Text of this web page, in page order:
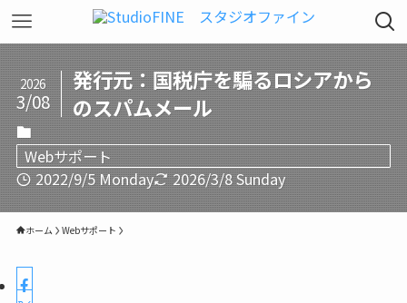
発行元：国税庁を騙るロシアから
のスパムメール
2026
3/08
Webサポート
2022/9/5 Monday
2026/3/8 Sunday
ホーム Webサポート